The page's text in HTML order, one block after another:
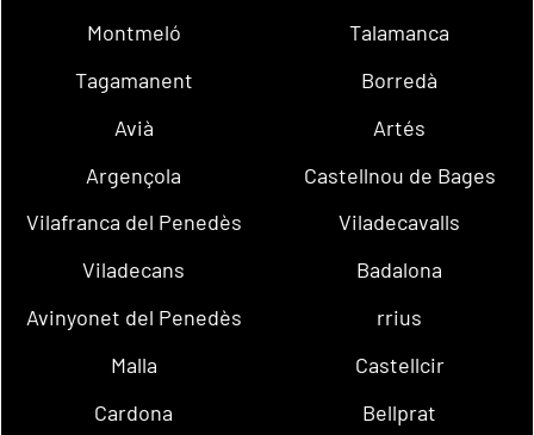
Montmeló
Talamanca
Tagamanent
Borredà
Avià
Artés
Argençola
Castellnou de Bages
Vilafranca del Penedès
Viladecavalls
Viladecans
Badalona
Avinyonet del Penedès
rrius
Malla
Castellcir
Cardona
Bellprat